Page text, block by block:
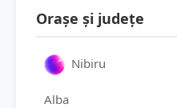
Orașe și județe
Nibiru
Alba